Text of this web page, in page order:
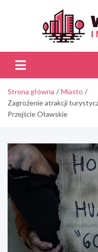
Strona główna
Miasto
Zagrożenie atrakcji
Przejście Oławskie